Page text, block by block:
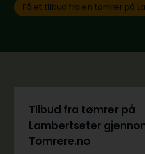
Få et tilbud fra en tømrer på
Tilbud fra tømrer på
Lambertseter
Tomrere.no